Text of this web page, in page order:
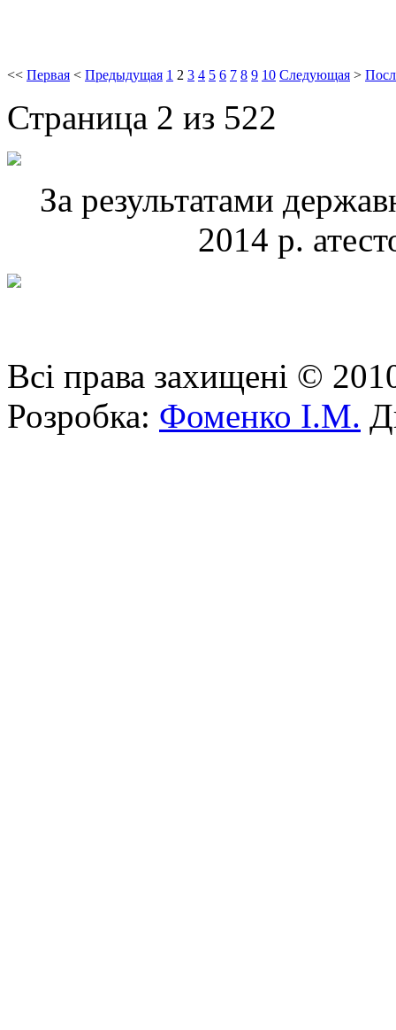
<< Первая < Предыдущая 1 2 3 4 5 6 7 8 9 10 Следующая >
Страница 2 из 522
За результатами
2014 р.
Всі права захищені ©
Розробка: Фоменко І.М.